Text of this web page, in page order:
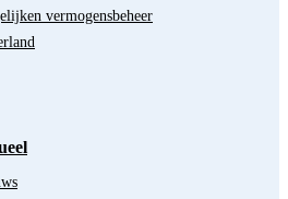
vermogensbeheer